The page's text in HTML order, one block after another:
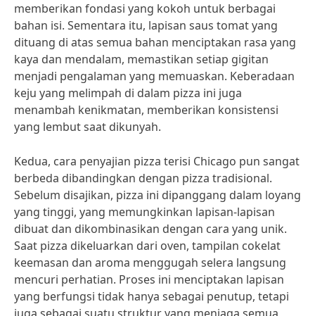
memberikan fondasi yang kokoh untuk berbagai
bahan isi. Sementara itu, lapisan saus tomat yang
dituang di atas semua bahan menciptakan rasa yang
kaya dan mendalam, memastikan setiap gigitan
menjadi pengalaman yang memuaskan. Keberadaan
keju yang melimpah di dalam pizza ini juga
menambah kenikmatan, memberikan konsistensi
yang lembut saat dikunyah.
Kedua, cara penyajian pizza terisi Chicago pun sangat
berbeda dibandingkan dengan pizza tradisional.
Sebelum disajikan, pizza ini dipanggang dalam loyang
yang tinggi, yang memungkinkan lapisan-lapisan
dibuat dan dikombinasikan dengan cara yang unik.
Saat pizza dikeluarkan dari oven, tampilan cokelat
keemasan dan aroma menggugah selera langsung
mencuri perhatian. Proses ini menciptakan lapisan
yang berfungsi tidak hanya sebagai penutup, tetapi